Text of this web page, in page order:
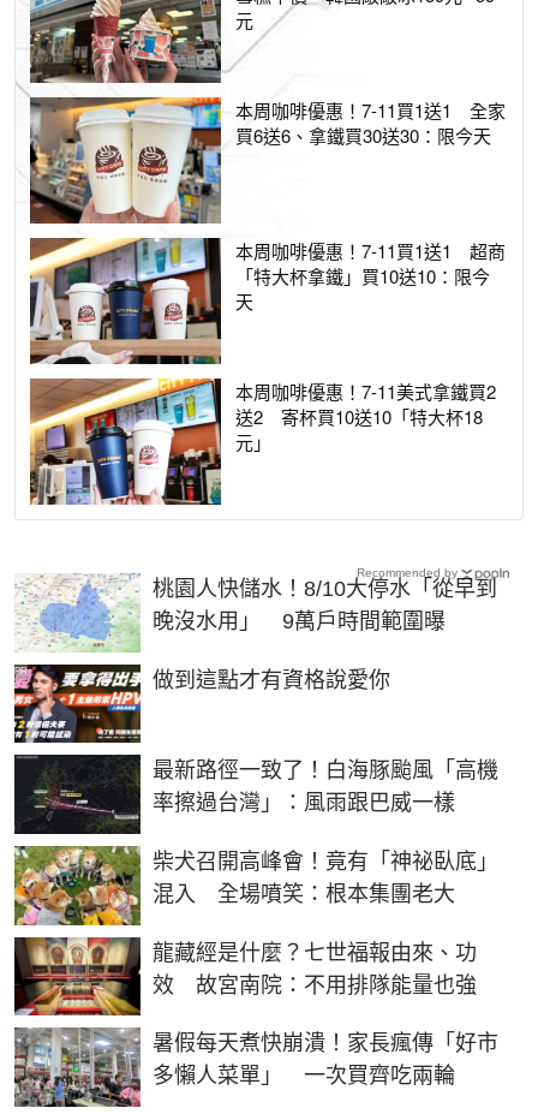
元
本周咖啡優惠！7-11買1送1 全家
買6送6、拿鐵買30送30：限今天
本周咖啡優惠！7-11買1送1 超商
「特大杯拿鐵」買10送10：限今
天
本周咖啡優惠！7-11美式拿鐵買2
送2 寄杯買10送10「特大杯18
元」
桃園人快儲水！8/10大停水「從早到
晚沒水用」 9萬戶時間範圍曝
做到這點才有資格說愛你
PR
最新路徑一致了！白海豚颱風「高機
率擦過台灣」：風雨跟巴威一樣
柴犬召開高峰會！竟有「神祕臥底」
混入 全場噴笑：根本集團老大
龍藏經是什麼？七世福報由來、功
效 故宮南院：不用排隊能量也強
暑假每天煮快崩潰！家長瘋傳「好市
多懶人菜單」 一次買齊吃兩輪
Recommended by